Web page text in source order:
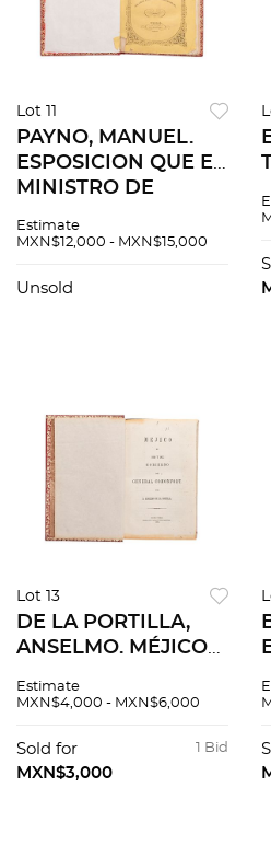
Lot 11
PAYNO, MANUEL.
ESPOSICION QUE EL
MINISTRO DE
LAS CÁMARAS
DE LA HACIENDA
Estimate
MXN$12,000 - MXN$15,000
Unsold
Lot 13
DE LA PORTILLA,
ANSELMO. MÉJICO
GOBIERNO DEL
COMONFORT.
NUEVA YORK:
Estimate
MXN$4,000 - MXN$6,000
1 Bid
Sold for
MXN$3,000